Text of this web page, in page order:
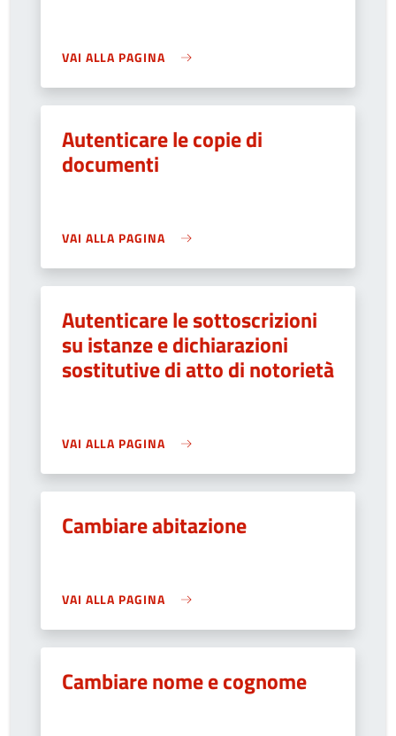
VAI ALLA PAGINA
Autenticare le copie di
documenti
VAI ALLA PAGINA
Autenticare le sottoscrizioni
su istanze e dichiarazioni
sostitutive di atto di notorietà
VAI ALLA PAGINA
Cambiare abitazione
VAI ALLA PAGINA
Cambiare nome e cognome